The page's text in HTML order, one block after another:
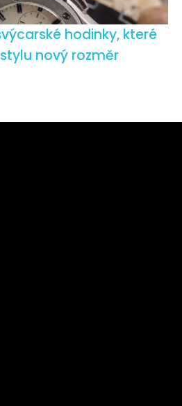
hodinky, které
nový rozměr